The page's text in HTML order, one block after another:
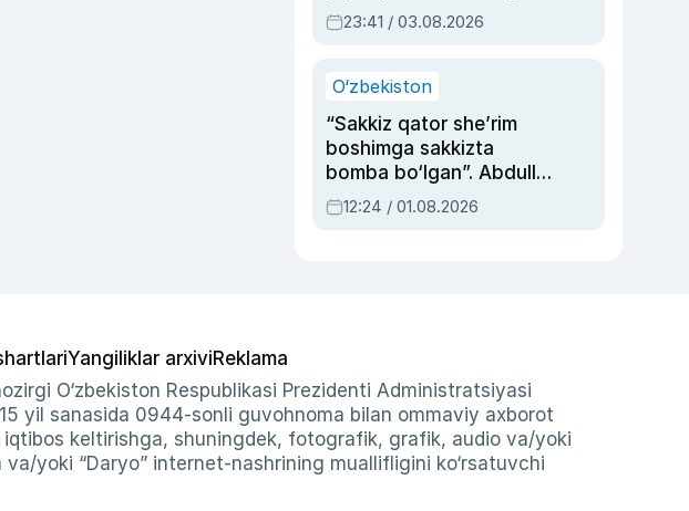
ayolga sud hukmi o‘qildi
23:41 / 03.08.2026
O‘zbekiston
“Sakkiz qator she’rim
boshimga sakkizta
bomba bo‘lgan”. Abdulla
Oripovni siyosiy
ayblovlardan asrab
12:24 / 01.08.2026
Yangiliklar arxiviReklama
O‘zbekiston Respublikasi Prezidenti Administratsiyasi
yil sanasida 0944-sonli guvohnoma bilan ommaviy axborot
iqtibos keltirishga, shuningdek, fotografik, grafik, audio va/yoki
yoki “Daryo” internet-nashrining muallifligini ko‘rsatuvchi